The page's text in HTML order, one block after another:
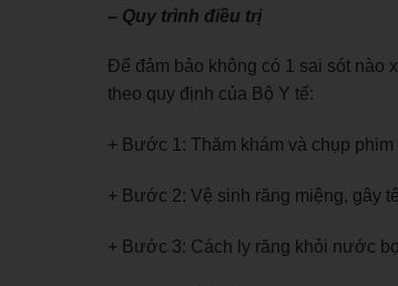
– Quy trình điều trị
Để đảm bảo không có 1 sai sót nào
theo quy định của Bộ Y tế:
+ Bước 1: Thăm khám và chụp
+ Bước 2: Vệ sinh răng miệng, gây tê
+ Bước 3: Cách ly răng khỏi nước